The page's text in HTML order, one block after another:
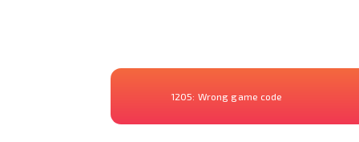
1205: Wrong game code